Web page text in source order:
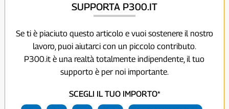
SUPPORTA P300.IT
Se ti è piaciuto questo articolo e vuoi sostenere il nostro
lavoro, puoi aiutarci con un piccolo contributo.
P300.it è una realtà totalmente indipendente, il tuo
supporto è per noi importante.
SCEGLI IL TUO IMPORTO*